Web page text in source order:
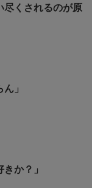
尽くされるのが原
」
か？」